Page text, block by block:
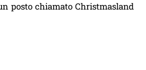
posto chiamato Christmasland